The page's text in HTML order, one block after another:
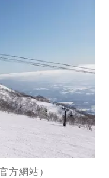
方網站）